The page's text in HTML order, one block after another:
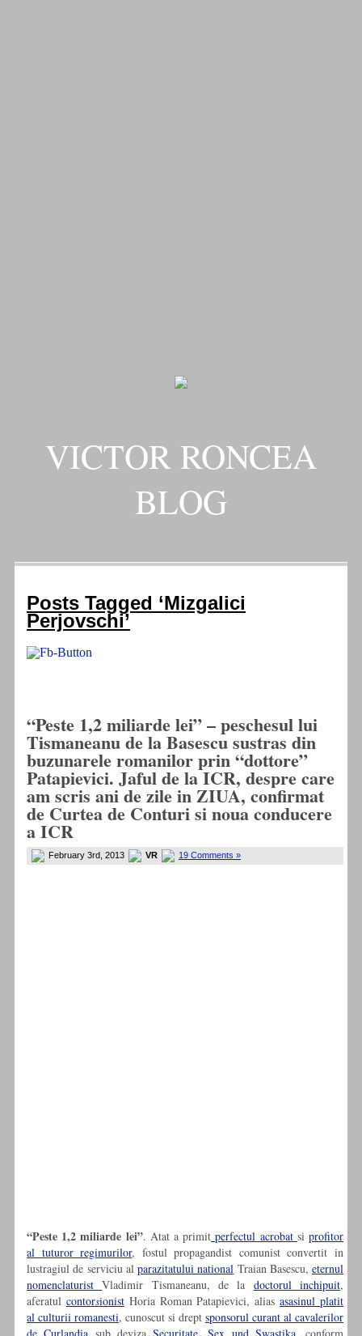
VICTOR RONCEA
BLOG
Posts Tagged ‘Mizgalici
Perjovschi’
“Peste 1,2 miliarde lei” – peschesul lui
Tismaneanu de la Basescu sustras din
buzunarele romanilor prin “dottore”
Patapievici. Jaful de la ICR, despre care
am scris ani de zile in ZIUA, confirmat
de Curtea de Conturi si noua conducere
a ICR
February 3rd, 2013 VR 19 Comments »
“Peste 1,2 miliarde lei”. Atat a primit perfectul acrobat siprofitor
al tuturor regimurilor, fostul propagandist comunist convertit in
lustragiul de serviciu al parazitatului national Traian Basescu, eternul
nomenclaturistVladimir Tismaneanu, de la doctorul inchipuit,
aferatul contorsionistHoria Roman Patapievici, aliasasasinul platit
al culturii romanesti, cunoscut si drept sponsorul curant al cavalerilor